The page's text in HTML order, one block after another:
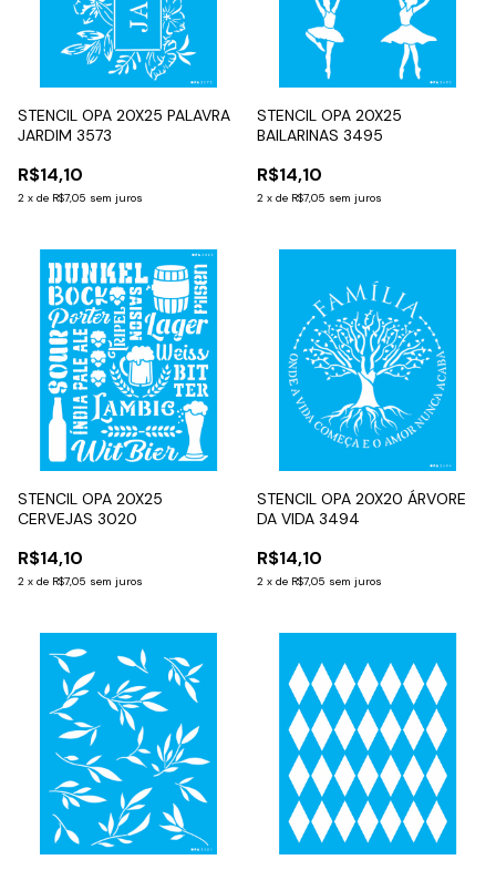
STENCIL OPA 20X25 PALAVRA
JARDIM 3573
R$14,10
2 x de R$7,05 sem juros
STENCIL OPA 20X25
BAILARINAS 3495
R$14,10
2 x de R$7,05 sem juros
STENCIL OPA 20X25
CERVEJAS 3020
R$14,10
2 x de R$7,05 sem juros
STENCIL OPA 20X20 ÁRVORE
DA VIDA 3494
R$14,10
2 x de R$7,05 sem juros